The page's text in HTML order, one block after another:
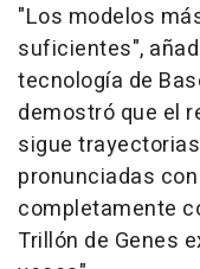
"Los modelos
suficientes",
tecnología de
demostró que el
sigue
pronunciadas
completamente
Trillón de Genes